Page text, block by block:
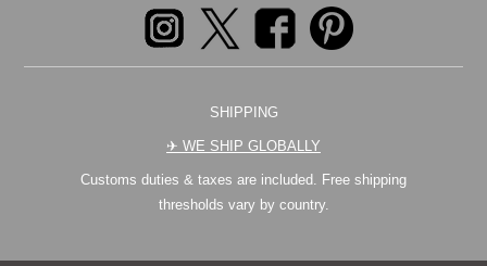
SHIPPING
✈︎ WE SHIP GLOBALLY
Customs duties & taxes are included. Free shipping
thresholds vary by country.